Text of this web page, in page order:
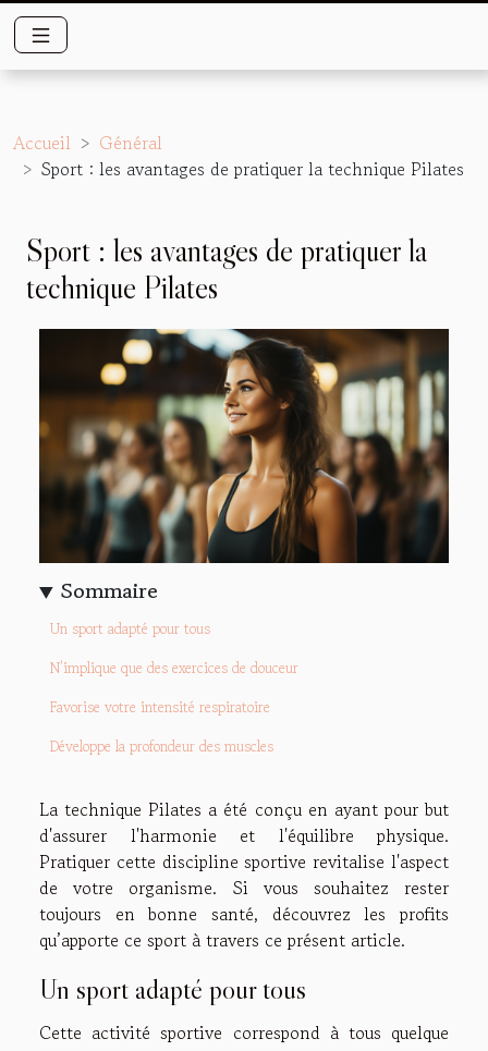
Accueil
Général
Sport : les avantages de pratiquer la technique Pilates
Sport : les avantages de pratiquer la
technique Pilates
Sommaire
Un sport adapté pour tous
N’implique que des exercices de douceur
Favorise votre intensité respiratoire
Développe la profondeur des muscles
La technique Pilates a été conçu en ayant pour but
d'assurer l'harmonie et l'équilibre physique.
Pratiquer cette discipline sportive revitalise l'aspect
de votre organisme. Si vous souhaitez rester
toujours en bonne santé, découvrez les profits
qu’apporte ce sport à travers ce présent article.
Un sport adapté pour tous
Cette activité sportive correspond à tous quelque